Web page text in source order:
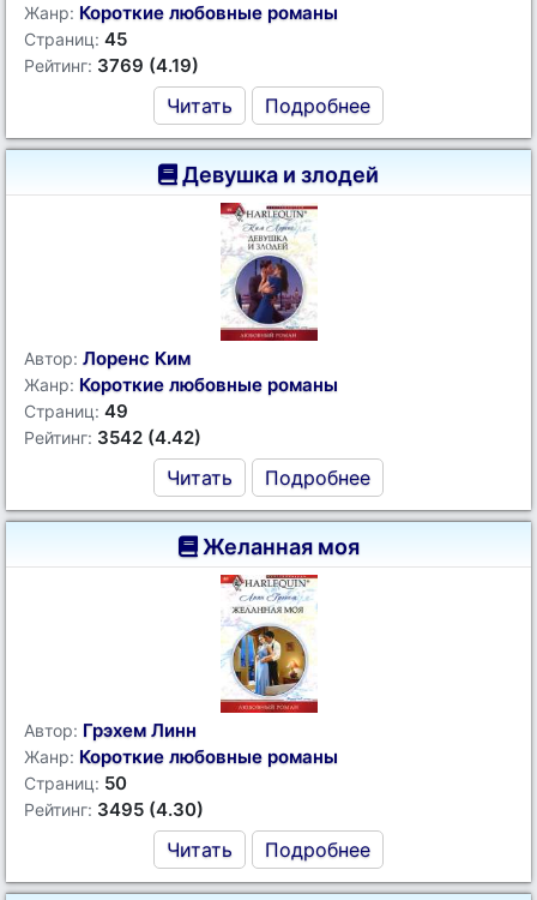
Жанр: Короткие любовные романы
Страниц: 45
Рейтинг: 3769 (4.19)
Читать Подробнее
Девушка и злодей
Автор: Лоренс Ким
Жанр: Короткие любовные романы
Страниц: 49
Рейтинг: 3542 (4.42)
Читать Подробнее
Желанная моя
Автор: Грэхем Линн
Жанр: Короткие любовные романы
Страниц: 50
Рейтинг: 3495 (4.30)
Читать Подробнее